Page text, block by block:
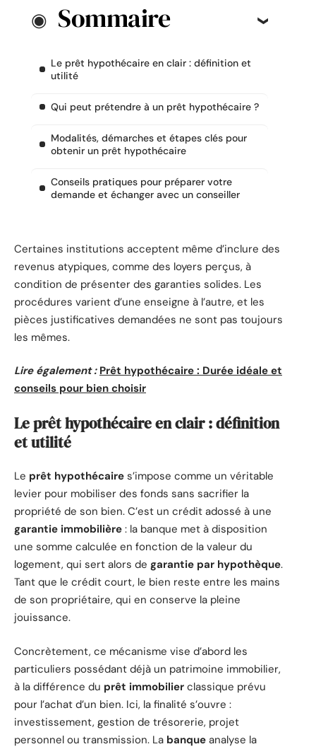
Sommaire
Le prêt hypothécaire en clair : définition et
utilité
Qui peut prétendre à un prêt hypothécaire ?
Modalités, démarches et étapes clés pour
obtenir un prêt hypothécaire
Conseils pratiques pour préparer votre
demande et échanger avec un conseiller
Certaines institutions acceptent même d’inclure des
revenus atypiques, comme des loyers perçus, à
condition de présenter des garanties solides. Les
procédures varient d’une enseigne à l’autre, et les
pièces justificatives demandées ne sont pas toujours
les mêmes.
Lire également : Prêt hypothécaire : Durée idéale et
conseils pour bien choisir
Le prêt hypothécaire en clair : définition
et utilité
Le prêt hypothécaire s’impose comme un véritable
levier pour mobiliser des fonds sans sacrifier la
propriété de son bien. C’est un crédit adossé à une
garantie immobilière : la banque met à disposition
une somme calculée en fonction de la valeur du
logement, qui sert alors de garantie par hypothèque.
Tant que le crédit court, le bien reste entre les mains
de son propriétaire, qui en conserve la pleine
jouissance.
Concrètement, ce mécanisme vise d’abord les
particuliers possédant déjà un patrimoine immobilier,
à la différence du prêt immobilier classique prévu
pour l’achat d’un bien. Ici, la finalité s’ouvre :
investissement, gestion de trésorerie, projet
personnel ou transmission. La banque analyse la